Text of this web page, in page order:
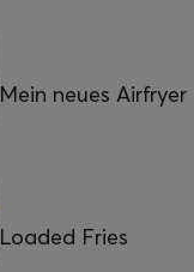
Mein neues
Loaded Fries